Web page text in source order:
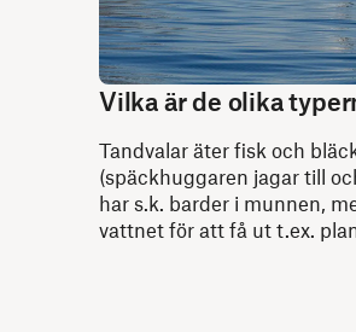
Vilka är de olika
Tandvalar äter fisk och
(späckhuggaren jagar till
har s.k. barder i munnen,
vattnet för att få ut t.ex.